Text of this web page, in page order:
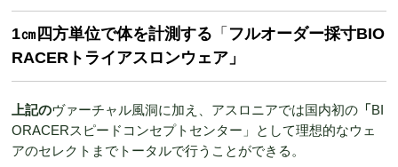
1㎝四方単位で体を計測する 「 フルオーダー採寸BIO
RACERトライアスロンウェア」
上記のヴァーチャル風洞に加え、アスロニアでは国内初の 「BI
ORACERスピードコンセプトセンター」として理想的なウェ
アのセレクトまでトータルで行うことができる。